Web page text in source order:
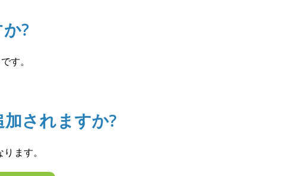
?
す。
されますか?
ます。